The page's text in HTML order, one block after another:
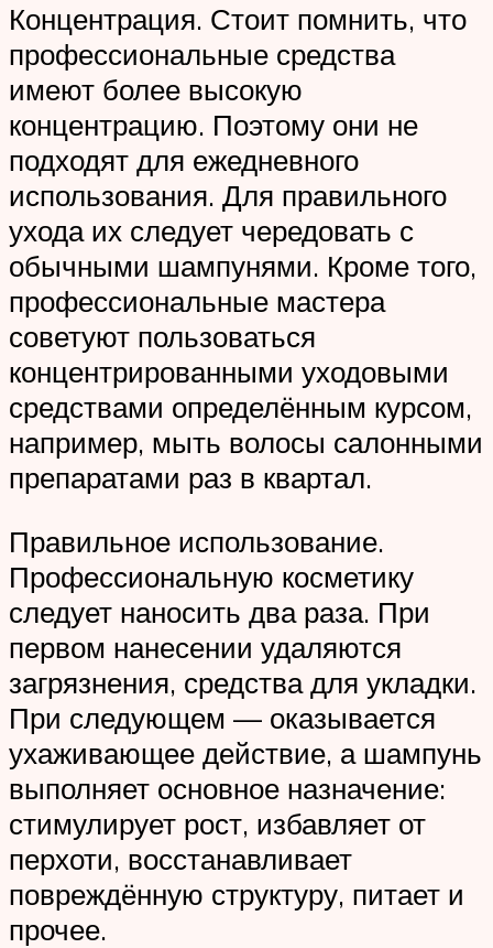
Концентрация. Стоит помнить, что
профессиональные средства
имеют более высокую
концентрацию. Поэтому они не
подходят для ежедневного
использования. Для правильного
ухода их следует чередовать с
обычными шампунями. Кроме того,
профессиональные мастера
советуют пользоваться
концентрированными уходовыми
средствами определённым курсом,
например, мыть волосы салонными
препаратами раз в квартал.
Правильное использование.
Профессиональную косметику
следует наносить два раза. При
первом нанесении удаляются
загрязнения, средства для укладки.
При следующем — оказывается
ухаживающее действие, а шампунь
выполняет основное назначение:
стимулирует рост, избавляет от
перхоти, восстанавливает
повреждённую структуру, питает и
прочее.